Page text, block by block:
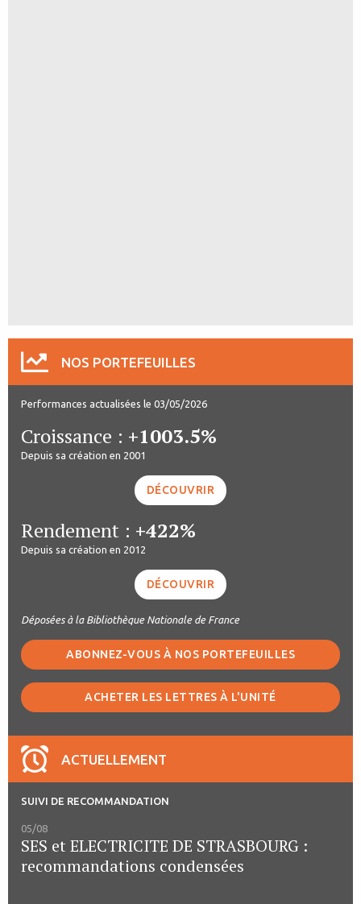
NOS PORTEFEUILLES
Performances actualisées le 03/05/2026
Croissance : +1003.5%
Depuis sa création en 2001
DÉCOUVRIR
Rendement : +422%
Depuis sa création en 2012
DÉCOUVRIR
Déposées à la Bibliothèque Nationale de France
ABONNEZ-VOUS À NOS PORTEFEUILLES
ACHETER LES LETTRES À L'UNITÉ
ACTUELLEMENT
SUIVI DE RECOMMANDATION
05/08
SES et ELECTRICITE DE STRASBOURG :
recommandations condensées